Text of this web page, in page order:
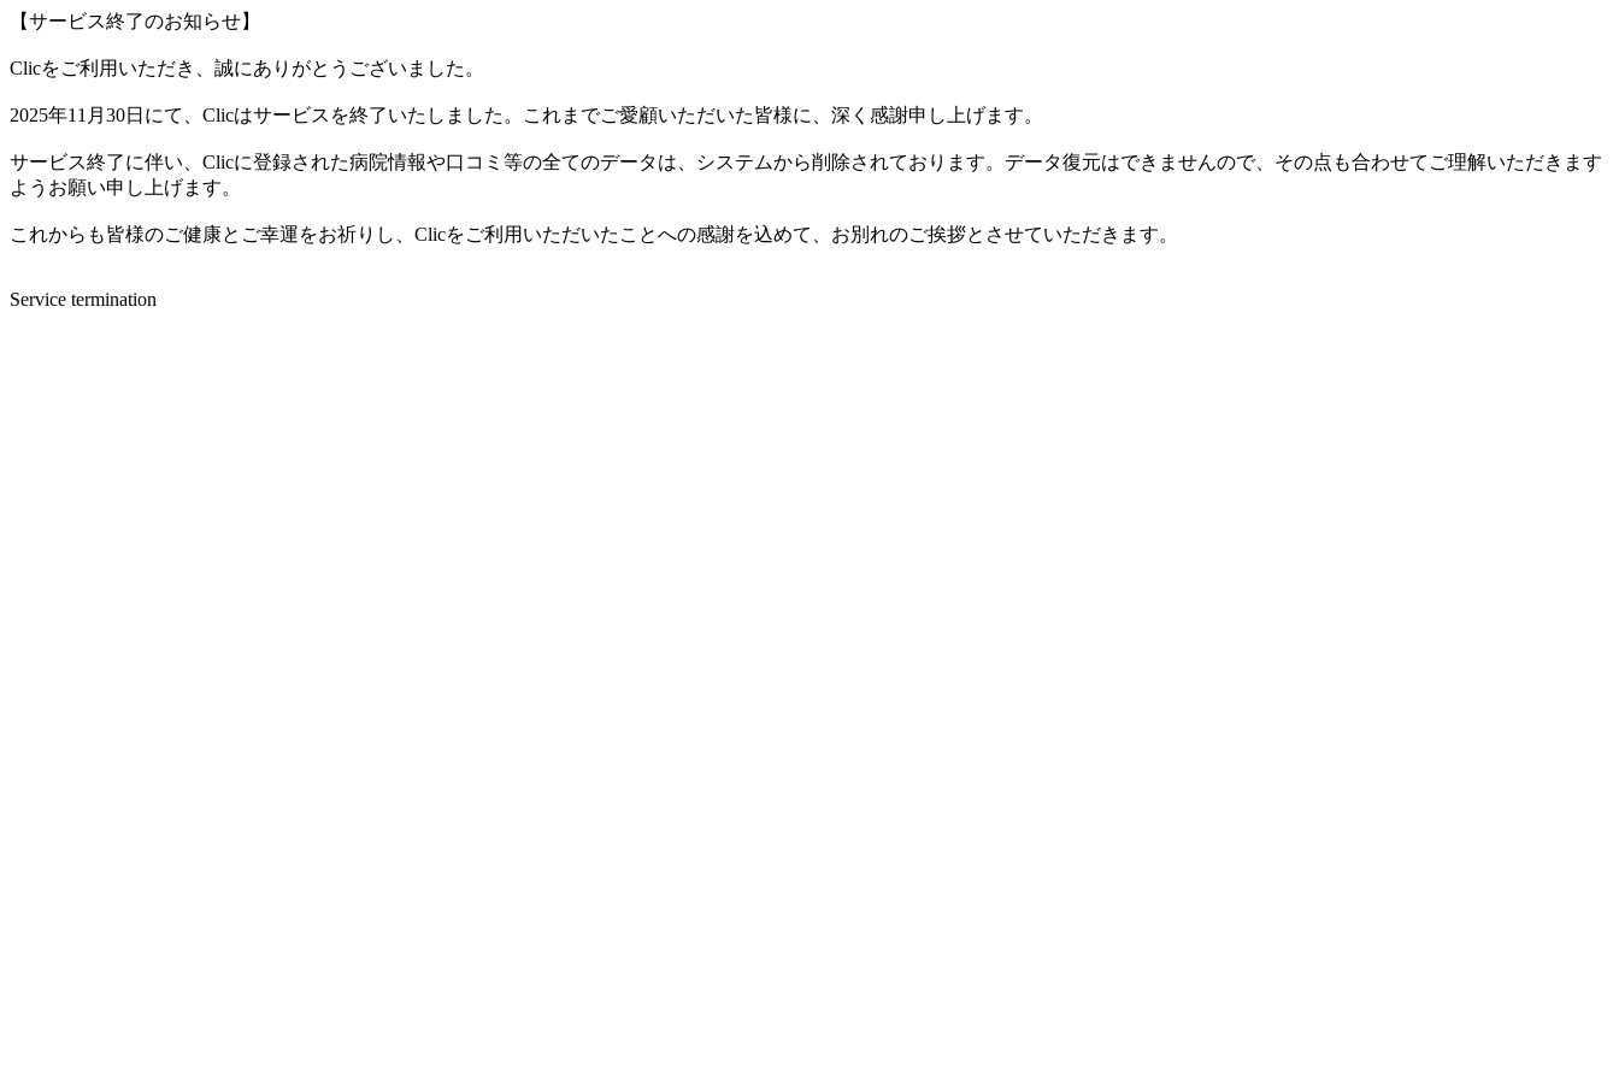
【サービス終了のお知らせ】
Clicをご利用いただき、誠にありがとうございました。
2025年11月30日にて、Clicはサービスを終了いたしました。これまでご愛顧いただいた皆様に、深く感謝申し上げます。
サービス終了に伴い、Clicに登録された病院情報や口コミ等の全てのデータは、システムから削除されております。データ復元はできませんので、その点も合わせてご理解いただきます
ようお願い申し上げます。
これからも皆様のご健康とご幸運をお祈りし、Clicをご利用いただいたことへの感謝を込めて、お別れのご挨拶とさせていただきます。
Service termination